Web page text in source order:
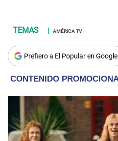
AMÉRICA TV
Prefiero a El Popular en Google